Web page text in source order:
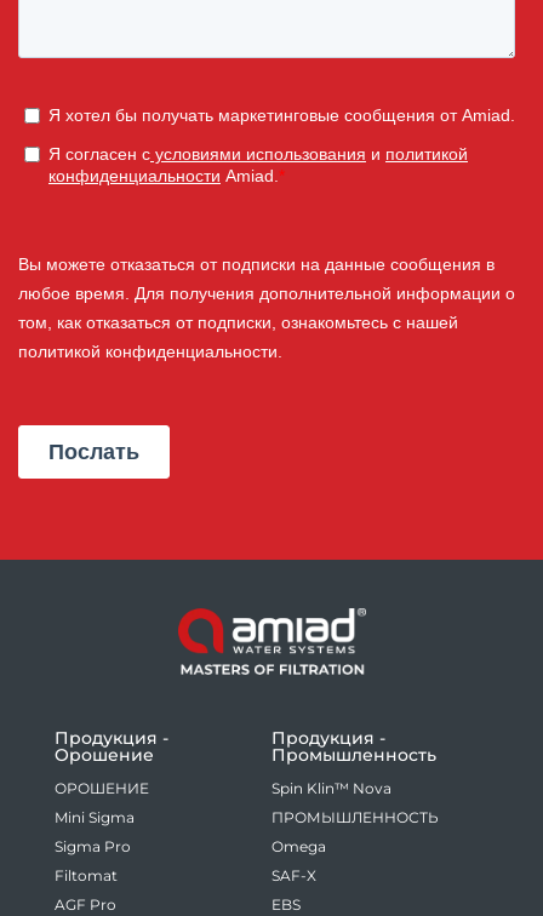
Продукция -
Oрошение
ОРОШЕНИЕ
Mini Sigma
Sigma Pro
Filtomat
AGF Pro
Продукция -
Промышленность
Spin Klin™ Nova
ПРОМЫШЛЕННОСТЬ
Omega
SAF-X
EBS